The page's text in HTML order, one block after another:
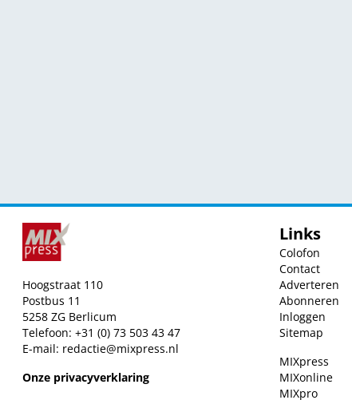
Hoogstraat 110
Postbus 11
5258 ZG Berlicum
Telefoon: +31 (0) 73 503 43 47
E-mail: redactie@mixpress.nl
Onze privacyverklaring
Links
Colofon
Contact
Adverteren
Abonneren
Inloggen
Sitemap
MIXpress
MIXonline
MIXpro